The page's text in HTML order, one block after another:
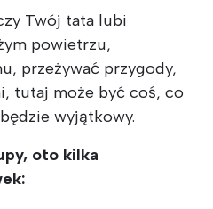
Twój tata lubi
powietrzu,
przeżywać przygody,
tutaj może być coś, co
wyjątkowy.
oto kilka